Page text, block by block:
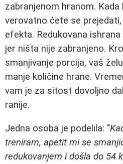
zabranjenom hranom.
verovatno ćete se
efekta. Redukovana
jer ništa nije zabranjeno.
smanjivanje porcija, vaš
manje količine hrane.
vam je za sitost dovoljno
ranije.
Jedna osoba je podelila: "
treniram, apetit mi se
redukovanjem i došla do 54